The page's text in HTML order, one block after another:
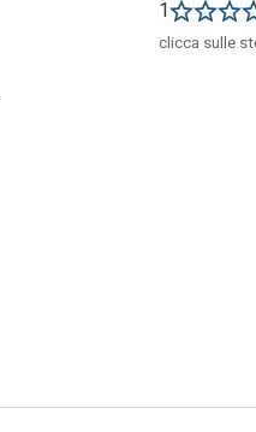
1
clicca sulle